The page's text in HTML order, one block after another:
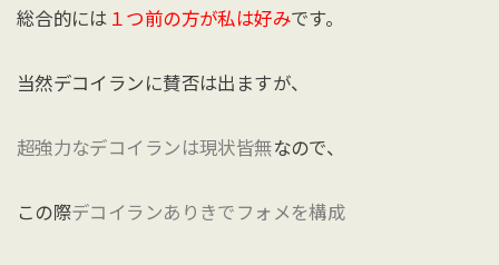
総合的には １つ前の方が私は好みです。
当然デコイランに賛否は出ますが、
超強力なデコイランは現状皆無なので、
この際デコイランありきでフォメを構成